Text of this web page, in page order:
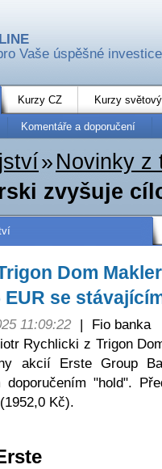
Vaše úspěšné investice
Kurzy CZ Kurzy
Komentáře a doporučení
» Novinky z
zvyšuje
Dom
EUR se
11:09:22 |
Fio banka
Rychlicki z Trigon
akcií Erste Group
doporučením "hold".
Kč).